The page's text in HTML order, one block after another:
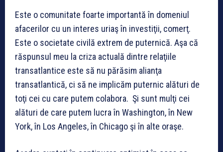
Este o comunitate foarte importantă în domeniul
afacerilor cu un interes uriaş în investiţii, comerţ.
Este o societate civilă extrem de puternică. Aşa că
răspunsul meu la criza actuală dintre relaţiile
transatlantice este să nu părăsim alianţa
transatlantică, ci să ne implicăm puternic alături de
toţi cei cu care putem colabora. Şi sunt mulţi cei
alături de care putem lucra în Washington, în New
York, în Los Angeles, în Chicago şi în alte oraşe.